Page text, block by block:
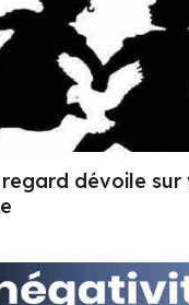
dévoile